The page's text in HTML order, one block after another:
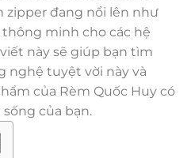
zipper đang nổi lên như
minh cho các hệ
này sẽ giúp bạn tìm
nghệ tuyệt vời này và
của Rèm Quốc Huy có
của bạn.